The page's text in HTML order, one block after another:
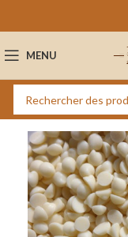
MENU